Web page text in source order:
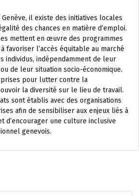
Genève, il existe des initiatives locales
des chances en matière d’emploi.
mettent en œuvre des programmes
favoriser l’accès équitable au marché
individus, indépendamment de leur
de leur situation socio-économique.
pour lutter contre la
la diversité sur le lieu de travail.
sont établis avec des organisations
afin de sensibiliser aux enjeux liés à
d’encourager une culture inclusive
genevois.